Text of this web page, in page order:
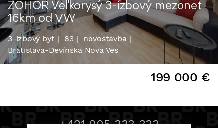
ZOHOR Veľkorysý 3-izbový mezonet
16km od VW
3-izbový byt 83
novostavba
Bratislava-Devínska Nová Ves
199 000 €
+421 905 333 333